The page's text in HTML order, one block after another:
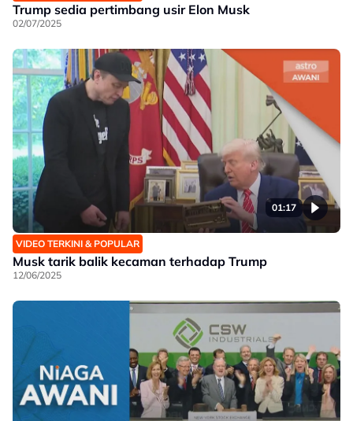
Trump sedia pertimbang usir Elon Musk
02/07/2025
01:17
VIDEO TERKINI & POPULAR
Musk tarik balik kecaman terhadap Trump
12/06/2025